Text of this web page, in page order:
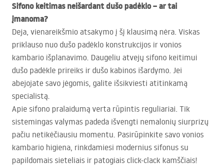
Sifono keitimas neišardant dušo padėklo – ar tai
įmanoma?
Deja, vienareikšmio atsakymo į šį klausimą nėra. Viskas
priklauso nuo dušo padėklo konstrukcijos ir vonios
kambario išplanavimo. Daugeliu atvejų sifono keitimui
dušo padėkle prireiks ir dušo kabinos išardymo. Jei
abejojate savo jėgomis, galite išsikviesti atitinkamą
specialistą.
Apie sifono pralaidumą verta rūpintis reguliariai. Tik
sistemingas valymas padeda išvengti nemalonių siurprizų
pačiu netikėčiausiu momentu. Pasirūpinkite savo vonios
kambario higiena, rinkdamiesi modernius sifonus su
papildomais sieteliais ir patogiais click-clack kamščiais!